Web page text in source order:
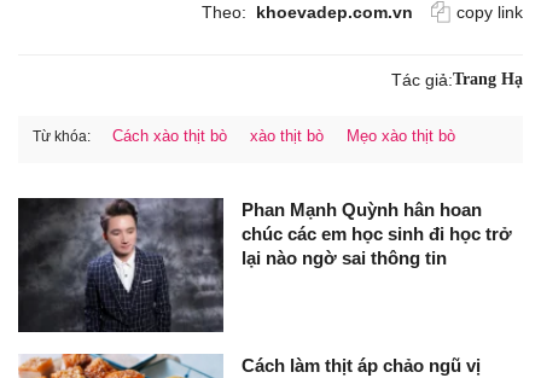
Theo: khoevadep.com.vn copy link
Tác giả:Trang Hạ
Từ khóa: Cách xào thịt bò xào thịt bò Mẹo xào thịt bò
Phan Mạnh Quỳnh hân hoan
chúc các em học sinh đi học trở
lại nào ngờ sai thông tin
Cách làm thịt áp chảo ngũ vị